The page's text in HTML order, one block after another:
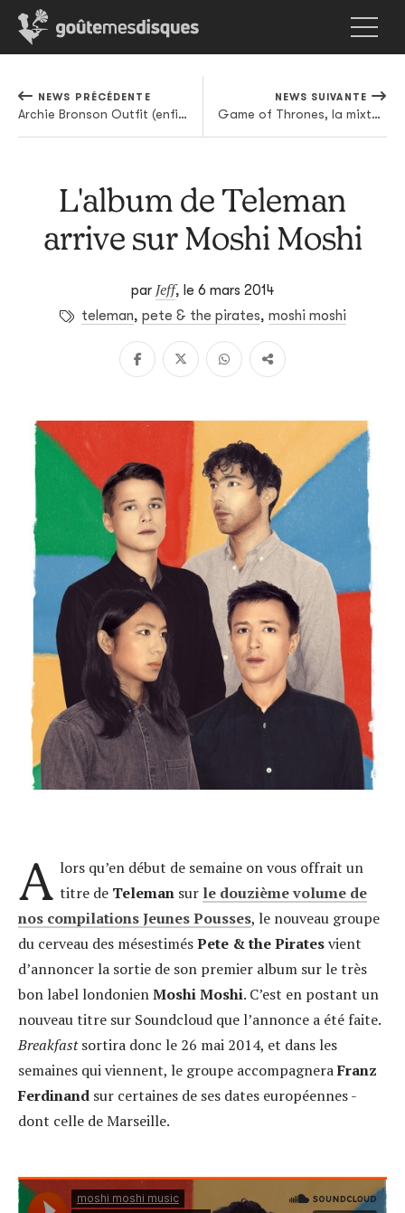
NEWS PRÉCÉDENTE
Archie Bronson Outfit (enfin) de retour
NEWS SUIVANTE
Game of Thrones, la mixtape officielle
L'album de Teleman
arrive sur Moshi Moshi
par Jeff, le 6 mars 2014
teleman, pete & the pirates, moshi moshi
A lors qu’en début de semaine on vous offrait un
titre de Telemansur le douzième volume de
nos compilations Jeunes Pousses, le nouveau groupe
du cerveau des mésestimésPete & the Piratesvient
d’annoncer la sortie de son premier album sur le très
bon label londonienMoshi Moshi. C’est en postant un
nouveau titre sur Soundcloud que l’annonce a été faite.
Breakfastsortira donc le 26 mai 2014, et dans les
semaines qui viennent, le groupe accompagneraFranz
Ferdinand sur certaines de ses dates européennes -
dont celle de Marseille.